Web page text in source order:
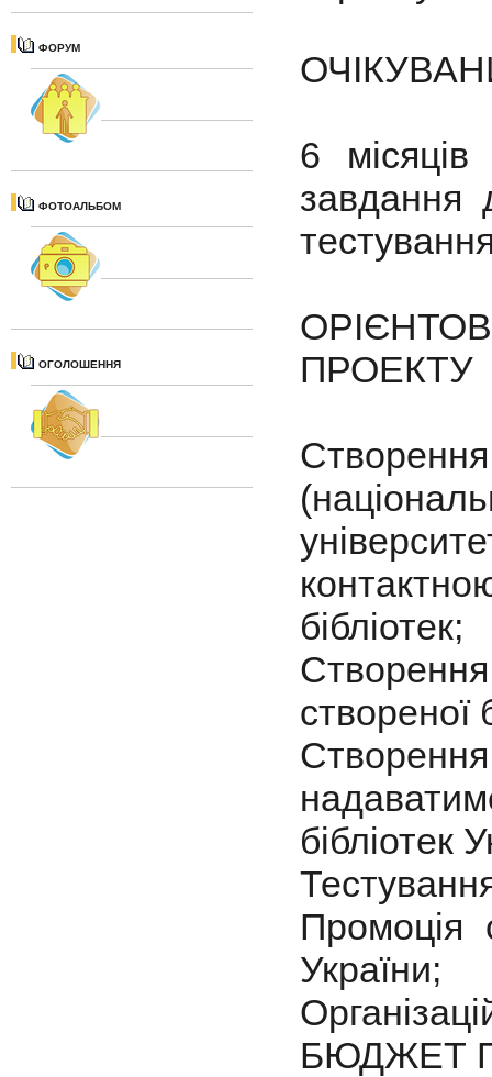
ФОРУМ
ФОТОАЛЬБОМ
ОГОЛОШЕННЯ
6 місяців
завдання
ПРОЕКТУ
бібліотек;
створеної
бібліотек
Промоція
України;
БЮДЖЕТ